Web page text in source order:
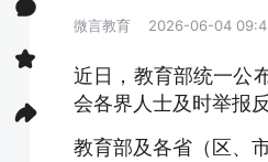
微言教育 2026-06-04
近日，教育部统一公
会各界人士及时举报
教育部及各省（区、